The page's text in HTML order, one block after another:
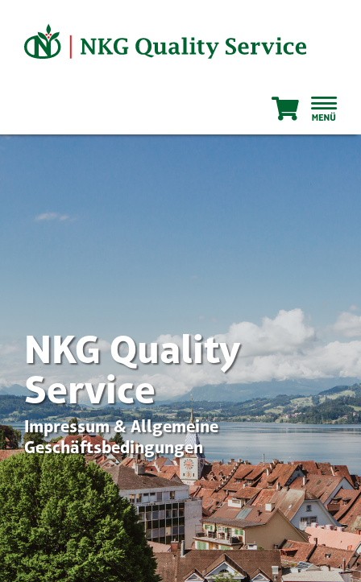
springen
NKG Quality
Service
Impressum & Allgemeine
Geschäftsbedingungen